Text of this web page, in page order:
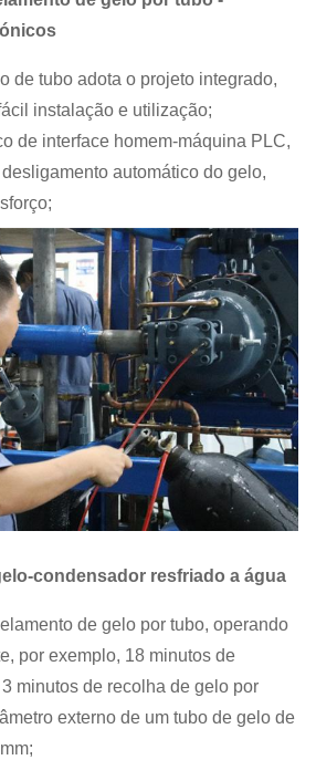
de tubo adota o projeto integrado,
instalação e utilização;
de interface homem-máquina PLC,
automático do gelo,
condensador resfriado a água
de gelo por tubo, operando
por exemplo, 18 minutos de
minutos de recolha de gelo por
externo de um tubo de gelo de